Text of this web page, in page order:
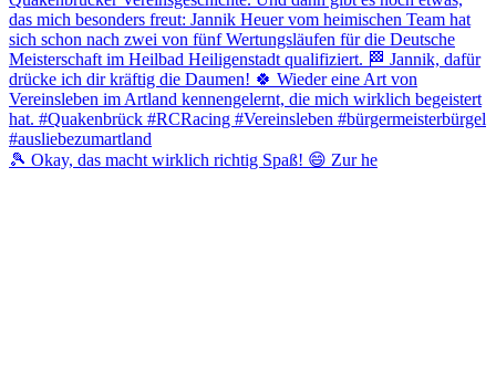
🎾 Okay, das macht wirklich richtig Spaß! 😄 Zur he